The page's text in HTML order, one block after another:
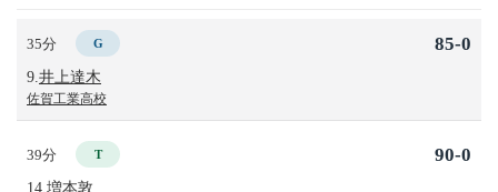
35分 G
9. 井上達木
佐賀工業高校
85-0
39分 T
14. 増本敦
90-0